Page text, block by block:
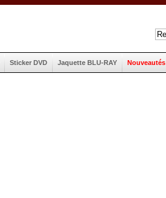
Sticker DVD Jaquette BLU-RAY Nouveautés